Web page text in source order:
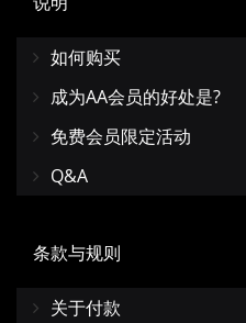
如何购买
成为AA会员的好处是?
免费会员限定活动
Q&A
条款与规则
关于付款